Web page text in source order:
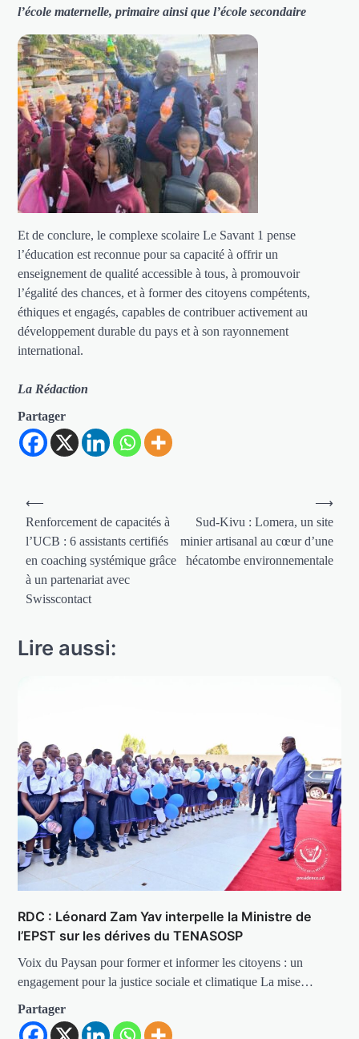
l’école maternelle, primaire ainsi que l’école secondaire
Et de conclure, le complexe scolaire Le Savant 1 pense
l’éducation est reconnue pour sa capacité à offrir un
enseignement de qualité accessible à tous, à promouvoir
l’égalité des chances, et à former des citoyens compétents,
éthiques et engagés, capables de contribuer activement au
développement durable du pays et à son rayonnement
international.
La Rédaction
Partager
Navigation
de
l’article
⟵
Renforcement de capacités à
l’UCB : 6 assistants certifiés
en coaching systémique grâce
à un partenariat avec
Swisscontact
Sud-Kivu : Lomera, un site
minier artisanal au cœur d’une
hécatombe environnementale
⟶
Lire aussi:
RDC : Léonard Zam Yav interpelle la Ministre de
l’EPST sur les dérives du TENASOSP
Voix du Paysan pour former et informer les citoyens : un
engagement pour la justice sociale et climatique La mise…
Partager